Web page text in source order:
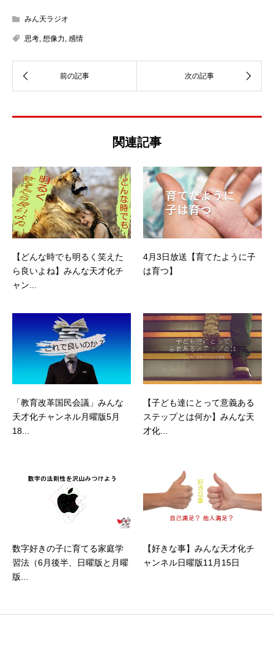
みん天ラジオ
思考, 想像力, 感情
関連記事
【どんな時でも明るく笑えた
ら良いよね】みんな天才化チ
ャン...
4月3日放送【育てたように子
は育つ】
「教育改革国民会議」みんな
天才化チャンネル月曜版5月
18...
【子ども達にとって意義ある
ステップとは何か】みんな天
才化...
数字好きの子に育てる家庭学
習法（6月後半、日曜版と月曜
版...
【好きな事】みんな天才化チ
ャンネル日曜版11月15日